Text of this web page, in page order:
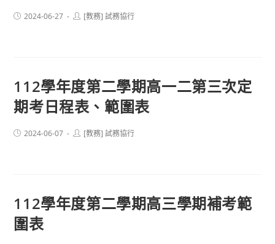
Post2024-06-27
Post[教務] 試務協行
112學年度第二學期高一二第三次定
期考日程表、範圍表
Post2024-06-07
Post[教務] 試務協行
112學年度第二學期高三學期補考範
圍表